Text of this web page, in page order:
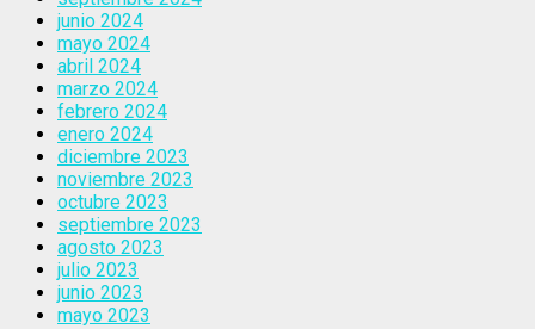
junio 2024
mayo 2024
abril 2024
marzo 2024
febrero 2024
enero 2024
diciembre 2023
noviembre 2023
octubre 2023
septiembre 2023
agosto 2023
julio 2023
junio 2023
mayo 2023